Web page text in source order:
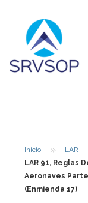
Inicio » LAR
LAR 91, Reglas
Aeronaves
(Enmienda 17)